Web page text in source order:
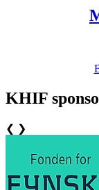
KHIF
❮ ❯